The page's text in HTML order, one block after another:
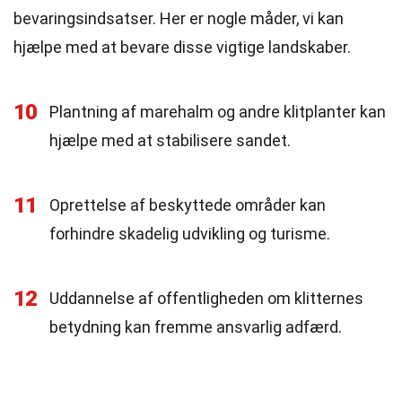
bevaringsindsatser. Her er nogle måder, vi kan
hjælpe med at bevare disse vigtige landskaber.
10
Plantning af marehalm og andre klitplanter kan
hjælpe med at stabilisere sandet.
11
Oprettelse af beskyttede områder kan
forhindre skadelig udvikling og turisme.
12
Uddannelse af offentligheden om klitternes
betydning kan fremme ansvarlig adfærd.